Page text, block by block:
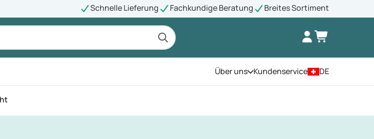
Schnelle Lieferung Fachkundige Beratung Breites Sortiment
Über unsÖffnen Sie das Menü
Kundenservice DE